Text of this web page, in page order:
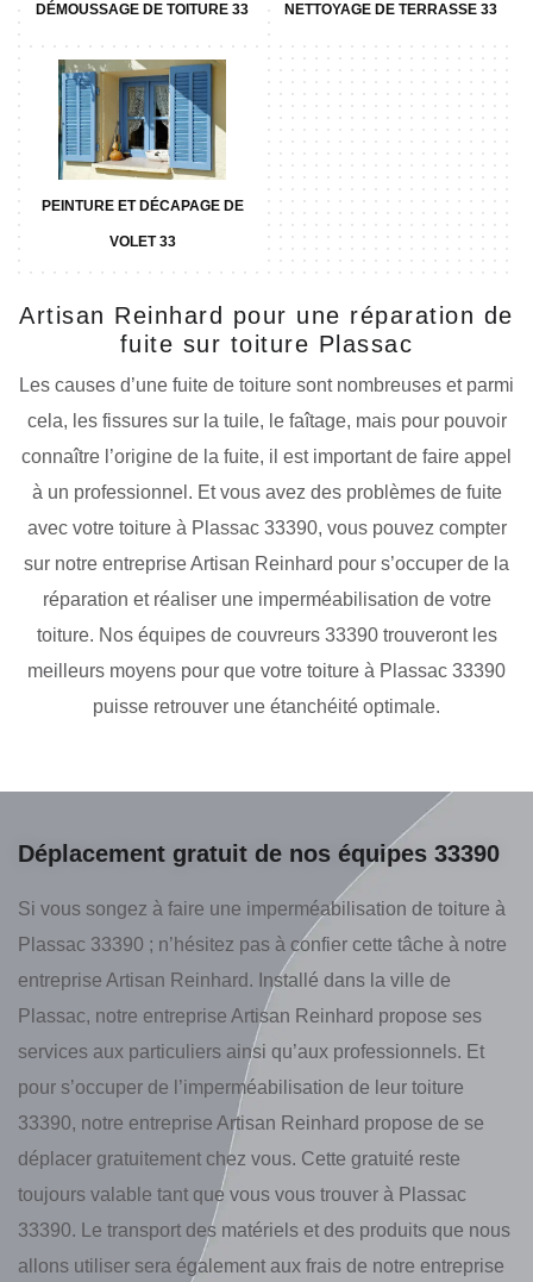
DÉMOUSSAGE DE TOITURE 33 NETTOYAGE DE TERRASSE 33
PEINTURE ET DÉCAPAGE DE
VOLET 33
Artisan Reinhard pour une réparation de
fuite sur toiture Plassac
Les causes d’une fuite de toiture sont nombreuses et parmi
cela, les fissures sur la tuile, le faîtage, mais pour pouvoir
connaître l’origine de la fuite, il est important de faire appel
à un professionnel. Et vous avez des problèmes de fuite
avec votre toiture à Plassac 33390, vous pouvez compter
sur notre entreprise Artisan Reinhard pour s’occuper de la
réparation et réaliser une imperméabilisation de votre
toiture. Nos équipes de couvreurs 33390 trouveront les
meilleurs moyens pour que votre toiture à Plassac 33390
puisse retrouver une étanchéité optimale.
Déplacement gratuit de nos équipes 33390
Si vous songez à faire une imperméabilisation de toiture à
Plassac 33390 ; n’hésitez pas à confier cette tâche à notre
entreprise Artisan Reinhard. Installé dans la ville de
Plassac, notre entreprise Artisan Reinhard propose ses
services aux particuliers ainsi qu’aux professionnels. Et
pour s’occuper de l’imperméabilisation de leur toiture
33390, notre entreprise Artisan Reinhard propose de se
déplacer gratuitement chez vous. Cette gratuité reste
toujours valable tant que vous vous trouver à Plassac
33390. Le transport des matériels et des produits que nous
allons utiliser sera également aux frais de notre entreprise